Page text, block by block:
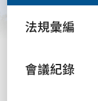
法規彙編
會議紀錄